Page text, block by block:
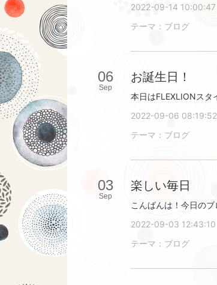
2022-09-14 10:00:47
テーマ： ブログ
06
Sep
お誕生日！
2022-09-06 08:19:52
テーマ： ブログ
03
Sep
楽しい毎日
2022-09-03 12:43:10
テーマ： ブログ